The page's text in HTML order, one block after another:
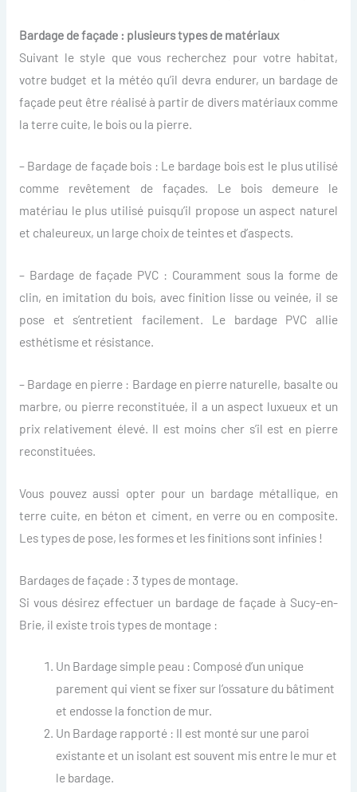
Bardage de façade : plusieurs types de matériaux
Suivant le style que vous recherchez pour votre habitat,
votre budget et la météo qu’il devra endurer, un bardage de
façade peut être réalisé à partir de divers matériaux comme
la terre cuite, le bois ou la pierre.
– Bardage de façade bois : Le bardage bois est le plus utilisé
comme revêtement de façades. Le bois demeure le
matériau le plus utilisé puisqu’il propose un aspect naturel
et chaleureux, un large choix de teintes et d’aspects.
– Bardage de façade PVC : Couramment sous la forme de
clin, en imitation du bois, avec finition lisse ou veinée, il se
pose et s’entretient facilement. Le bardage PVC allie
esthétisme et résistance.
– Bardage en pierre : Bardage en pierre naturelle, basalte ou
marbre, ou pierre reconstituée, il a un aspect luxueux et un
prix relativement élevé. Il est moins cher s’il est en pierre
reconstituées.
Vous pouvez aussi opter pour un bardage métallique, en
terre cuite, en béton et ciment, en verre ou en composite.
Les types de pose, les formes et les finitions sont infinies !
Bardages de façade : 3 types de montage.
Si vous désirez effectuer un bardage de façade à Sucy-en-
Brie, il existe trois types de montage :
Un Bardage simple peau : Composé d’un unique
parement qui vient se fixer sur l’ossature du bâtiment
et endosse la fonction de mur.
Un Bardage rapporté : Il est monté sur une paroi
existante et un isolant est souvent mis entre le mur et
le bardage.